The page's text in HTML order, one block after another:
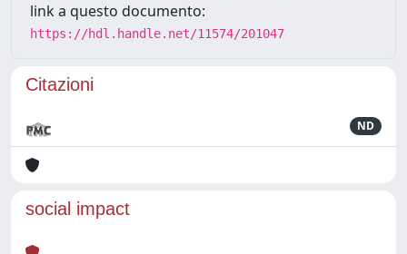
link a questo documento:
https://hdl.handle.net/11574/201047
Citazioni
ND
social impact